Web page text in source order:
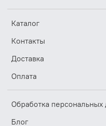
Каталог
Контакты
Доставка
Оплата
Обработка персональных
Блог